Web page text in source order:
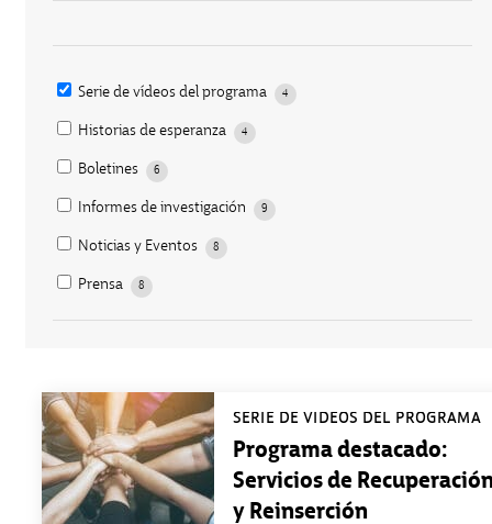
Serie de vídeos del programa 4
Historias de esperanza 4
Boletines 6
Informes de investigación 9
Noticias y Eventos 8
Prensa 8
SERIE DE VÍDEOS DEL PROGRAMA
Programa destacado:
Servicios de
y Reinserción